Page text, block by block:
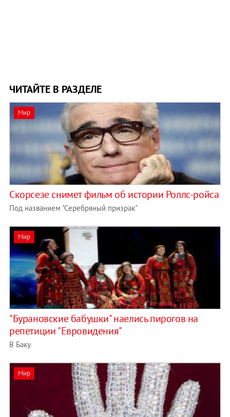
ЧИТАЙТЕ В РАЗДЕЛЕ
Мир
Скорсезе снимет фильм об истории Роллс-ройса
Под названием "Серебряный призрак"
Мир
"Бурановские бабушки" наелись пирогов на
репетиции "Евровидения"
В Баку
Мир